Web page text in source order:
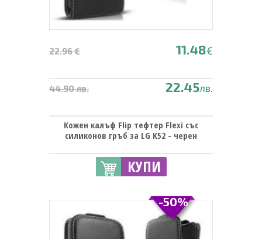
22.96 € 11.48€
44.90 лв. 22.45лв.
Кожен калъф Flip тефтер Flexi със
силиконов гръб за LG K52 - черен
КУПИ
-50%